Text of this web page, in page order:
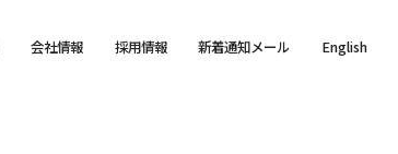
会社情報 採用情報 新着通知メール English